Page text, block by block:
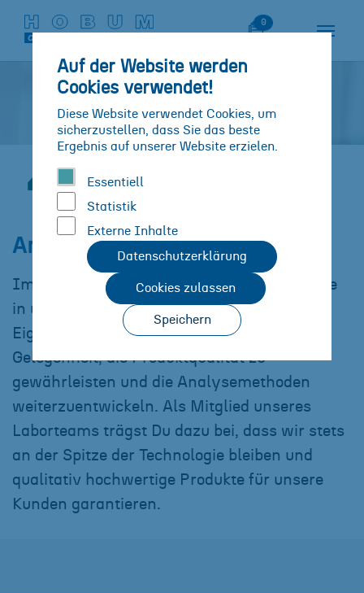
Auf der Website werden
Cookies verwendet!
Diese Website verwendet Cookies, um
sicherzustellen, dass Sie das beste
Ergebnis auf unserer Website erzielen.
Essentiell
Statistik
Externe Inhalte
Speichern
Cookies zulassen
Datenschutzerklärung
0
Sie sind hier:
Karriere
Analytik Labor
Im Analytik Labor erhältst Du tiefe Einblicke
in unsere biobasierten Produkte und ihre
Eigenschaften. Hier bietet sich die
Gelegenheit, die Produktqualität zu
gewährleisten und die Analysemethoden
weiterzuentwickeln. Als Mitglied unseres
Laborteams trägst Du dazu bei, dass wir stets
an der Spitze der Technologie bleiben und
qualitativ hochwertige Produkte für unsere
Kunden garantieren.